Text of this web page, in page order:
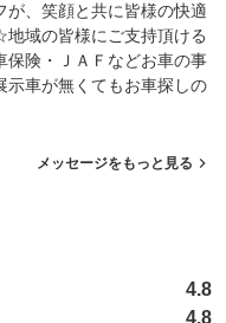
が、笑顔と共に皆様の快適
域の皆様にご支持頂ける
保険・ＪＡＦなどお車の事
車が無くてもお車探しの
メッセージをもっと見る
4.8
4.8